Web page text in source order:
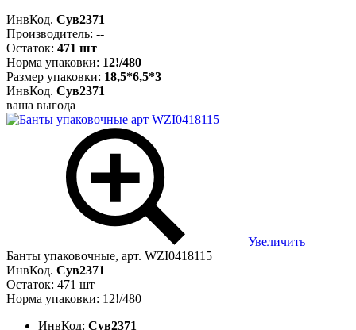
ИнвКод. Сув2371
Производитель: --
Остаток: 471 шт
Норма упаковки: 12!/480
Размер упаковки: 18,5*6,5*3
ИнвКод. Сув2371
ваша выгода
Увеличить
Банты упаковочные, арт. WZI0418115
ИнвКод. Сув2371
Остаток: 471 шт
Норма упаковки: 12!/480
ИнвКод: Сув2371